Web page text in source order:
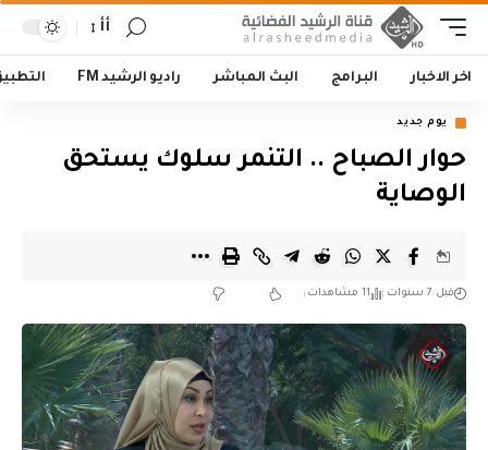
أأ
اخر الاخبار البرامج البث المباشر راديو الرشيد FM
يوم جديد
حوار الصباح .. التنمر سلوك يستحق
الوصاية
قبل 7 سنوات 11 مشاهدات